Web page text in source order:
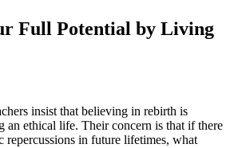
Full Potential by Living
insist that believing in rebirth is
an ethical life. Their concern is that if there
repercussions in future lifetimes, what